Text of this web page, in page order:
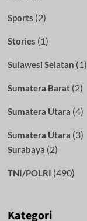
Sports (2)
Stories (1)
Sulawesi Selatan (1)
Sumatera Barat(2)
Sumatera Utara (4)
Sumatera Utara (3)
Surabaya (2)
TNI/POLRI (490)
Kategori